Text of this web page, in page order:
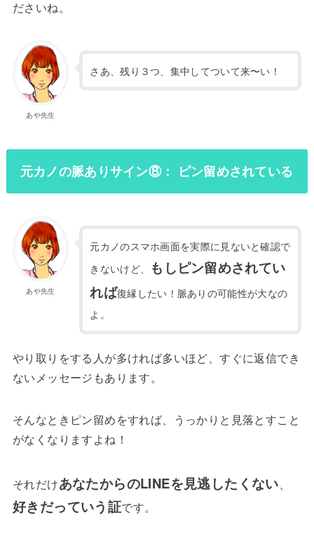
ださいね。
あや先生
さあ、残り３つ、集中してついて来〜い！
元カノの脈ありサイン⑧： ピン留めされている
あや先生
元カノのスマホ画面を実際に見ないと確認で
きないけど、
もしピン留めされてい
れば復縁したい！脈ありの可能性が大なの
よ。
やり取りをする人が多ければ多いほど、すぐに返信でき
ないメッセージもあります。
そんなときピン留めをすれば、うっかりと見落とすこと
がなくなりますよね！
それだけあなたからのLINEを見逃したくない、
好きだっていう証です。